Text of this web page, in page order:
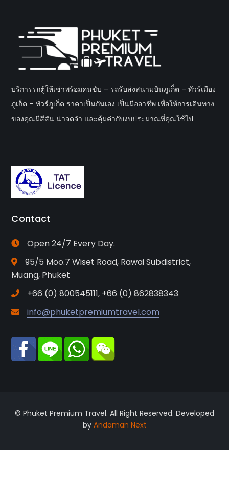
บริการรถตู้ให้เช่าพร้อมคนขับ – รถรับส่งสนามบินภูเก็ต – ทัวร์เมือง
ภูเก็ต – ทัวร์ภูเก็ต ราคาเป็นกันเอง เป็นมืออาชีพ เพื่อให้การเดินทาง
ของคุณมีสีสัน น่าจดจำ และคุ้มค่ากับงบประมาณที่คุณใช้ไป
Contact
Open 24/7 Every Day.
95/5 Moo.7 Wiset Road, Rawai Subdistrict,
Muang, Phuket
+66 (0) 800545111, +66 (0) 862838343
info@phuketpremiumtravel.com
© Phuket Premium Travel. All Right Reserved. Developed
by Andaman Next